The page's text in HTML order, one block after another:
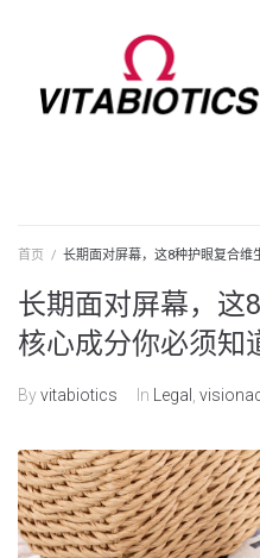
首页 / 长期面对屏幕，这8种护眼复合维
长期面对屏幕，这
核心成分你必须知
Byvitabiotics In Legal